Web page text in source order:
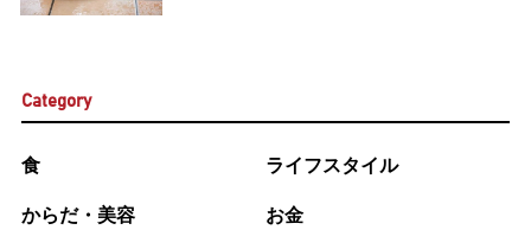
Category
食 ライフスタイル
からだ・美容 お金